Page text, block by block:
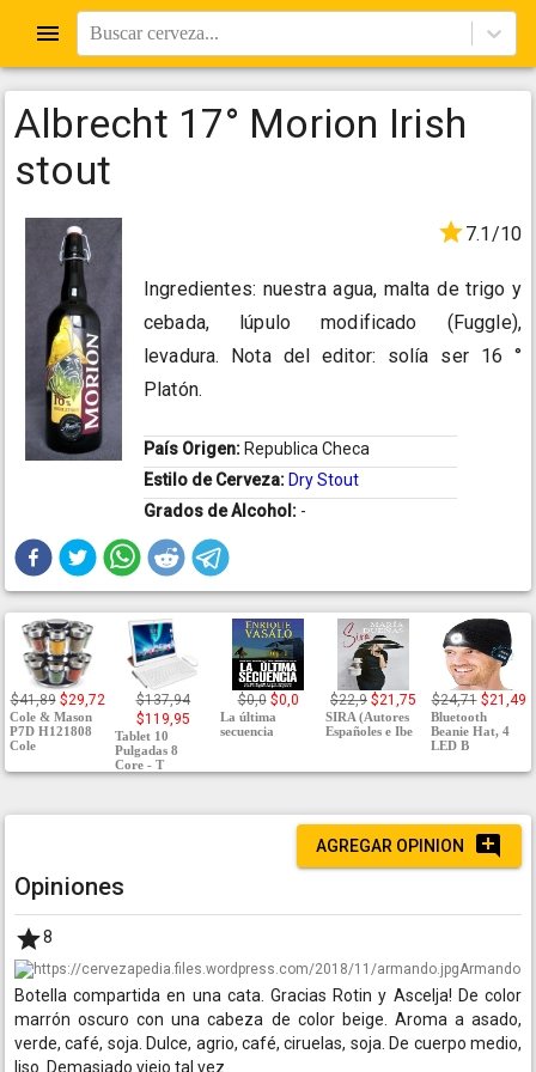
Buscar cerveza...
Albrecht 17° Morion Irish
stout
7.1/10
Ingredientes: nuestra agua, malta de trigo y
cebada, lúpulo modificado (Fuggle),
levadura. Nota del editor: solía ser 16 °
Platón.
País Origen: Republica Checa
Estilo de Cerveza: Dry Stout
Grados de Alcohol: -
$41,89 $29,72
Cole & Mason
P7D H121808
Cole
$137,94
$119,95
Tablet 10
Pulgadas 8
Core - T
$0,0 $0,0
La última
secuencia
$22,9 $21,75
SIRA (Autores
Españoles e Ibe
$24,71 $21,49
Bluetooth
Beanie Hat, 4
LED B
AGREGAR OPINION
Opiniones
8
Armando
Botella compartida en una cata. Gracias Rotin y Ascelja! De color
marrón oscuro con una cabeza de color beige. Aroma a asado,
verde, café, soja. Dulce, agrio, café, ciruelas, soja. De cuerpo medio,
liso. Demasiado viejo tal vez.